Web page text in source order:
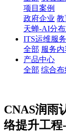
项目案例
政府企业 教
天蝉-AI分
ITS运维服务
全部 服务内
产品中心
全部 综合布
CNAS润雨
络提升工程